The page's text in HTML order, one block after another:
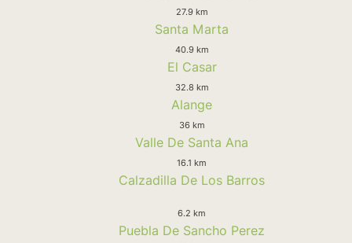
27.9 km
Santa Marta
40.9 km
El Casar
32.8 km
Alange
36 km
Valle De Santa Ana
16.1 km
Calzadilla De Los Barros
6.2 km
Puebla De Sancho Perez